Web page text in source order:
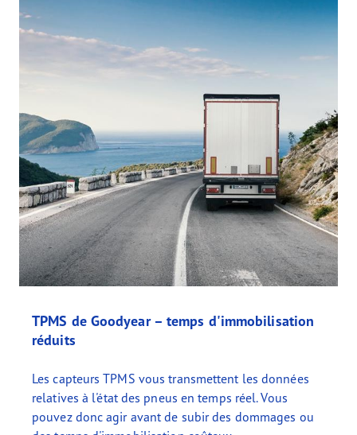
TPMS de Goodyear – temps d'immobilisation
réduits
Les capteurs TPMS vous transmettent les données
relatives à l'état des pneus en temps réel. Vous
pouvez donc agir avant de subir des dommages ou